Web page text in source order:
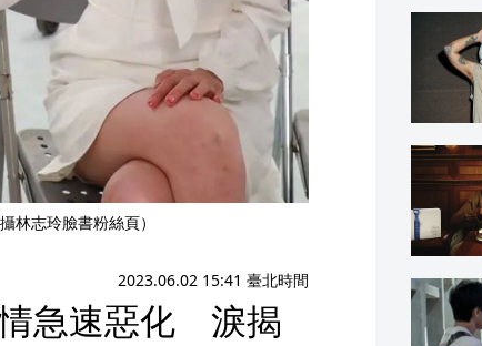
林志玲臉書粉絲頁）
2023.06.02 15:41 臺北時間
急速惡化 淚揭